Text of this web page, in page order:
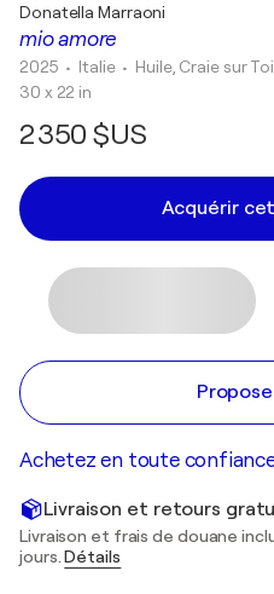
mio amore
Donatella Marraoni
2025 • Italie • Huile, Craie sur
30 x 22 in
2 350 $US
Acquérir
Achetez en toute
Livraison et retours
Livraison et frais de douane
jours.Détails